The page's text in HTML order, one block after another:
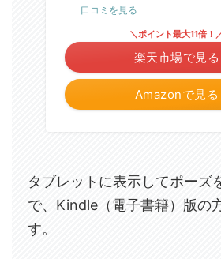
口コミを見る
Amazonで見る
＼ポイント最大11倍！
楽天市場で見る
タブレットに表示してポーズ
で、Kindle（電子書籍）版の
す。